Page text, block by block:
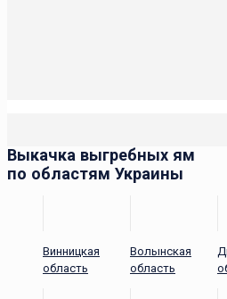
Выкачка выгребных ям
по областям Украины
Винницкая
область
Волынская
область